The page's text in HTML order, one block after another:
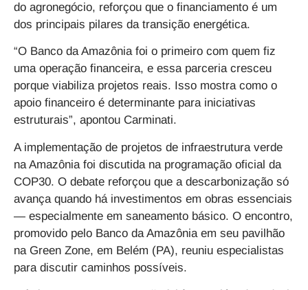
do agronegócio, reforçou que o financiamento é um
dos principais pilares da transição energética.
“O Banco da Amazônia foi o primeiro com quem fiz
uma operação financeira, e essa parceria cresceu
porque viabiliza projetos reais. Isso mostra como o
apoio financeiro é determinante para iniciativas
estruturais”, apontou Carminati.
A implementação de projetos de infraestrutura verde
na Amazônia foi discutida na programação oficial da
COP30. O debate reforçou que a descarbonização só
avança quando há investimentos em obras essenciais
— especialmente em saneamento básico. O encontro,
promovido pelo Banco da Amazônia em seu pavilhão
na Green Zone, em Belém (PA), reuniu especialistas
para discutir caminhos possíveis.